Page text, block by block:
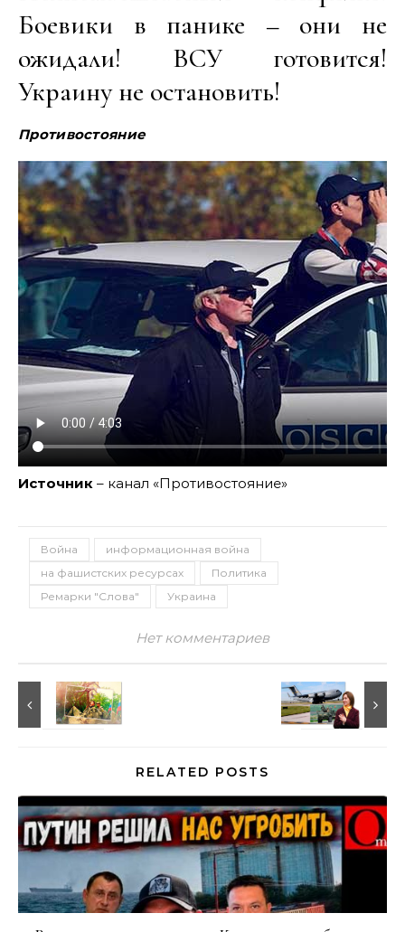
Боевики в панике – они не
ожидали! ВСУ готовится!
Украину не остановить!
Противостояние
Источник – канал «Противостояние»
Война
информационная война
на фашистских ресурсах
Политика
Ремарки "Слова"
Украина
Нет комментариев
RELATED POSTS